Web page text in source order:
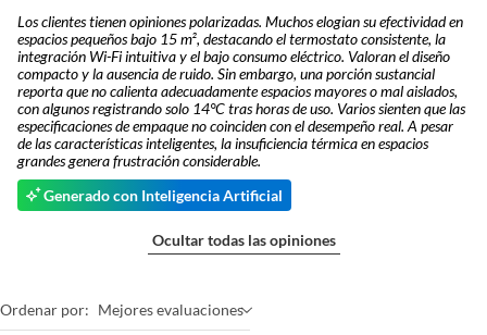
Los clientes tienen opiniones polarizadas. Muchos elogian su efectividad en
espacios pequeños bajo 15 m², destacando el termostato consistente, la
integración Wi-Fi intuitiva y el bajo consumo eléctrico. Valoran el diseño
compacto y la ausencia de ruido. Sin embargo, una porción sustancial
reporta que no calienta adecuadamente espacios mayores o mal aislados,
con algunos registrando solo 14°C tras horas de uso. Varios sienten que las
especificaciones de empaque no coinciden con el desempeño real. A pesar
de las características inteligentes, la insuficiencia térmica en espacios
grandes genera frustración considerable.
Generado con Inteligencia Artificial
Ocultar todas las opiniones
Ordenar por: Mejores evaluaciones